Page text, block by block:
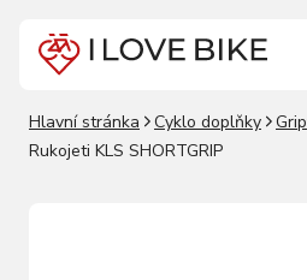
Hlavní stránka Cyklo doplňky
Rukojeti KLS SHORTGRIP